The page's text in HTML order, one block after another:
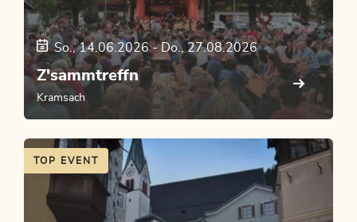
So., 14.06.2026-Do., 27.08.2026
Z'sammtreffn
Kramsach
TOP EVENT